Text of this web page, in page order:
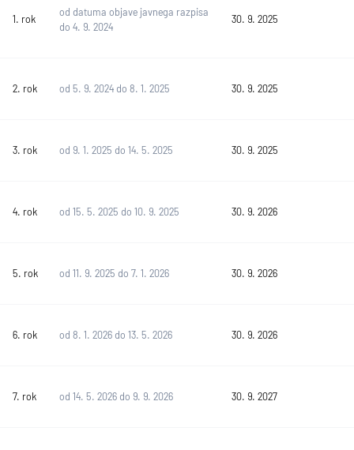
1. rok
od datuma objave javnega razpisa
do 4. 9. 2024
30. 9. 2025
2. rok od 5. 9. 2024 do 8. 1. 2025 30. 9. 2025
3. rok od 9. 1. 2025 do 14. 5. 2025 30. 9. 2025
4. rok od 15. 5. 2025 do 10. 9. 2025 30. 9. 2026
5. rok od 11. 9. 2025 do 7. 1. 2026 30. 9. 2026
6. rok od 8. 1. 2026 do 13. 5. 2026 30. 9. 2026
7. rok od 14. 5. 2026 do 9. 9. 2026 30. 9. 2027